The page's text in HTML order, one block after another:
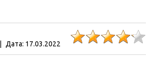
Дата: 17.03.2022